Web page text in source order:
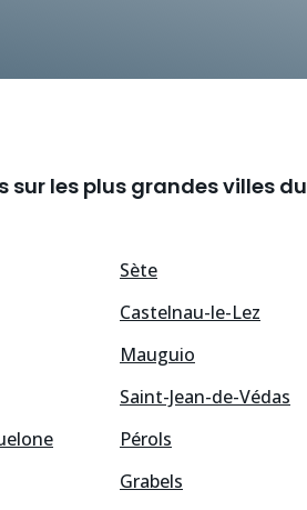
les plus grandes villes du
Sète
Castelnau-le-Lez
Mauguio
Saint-Jean-de-Védas
Pérols
Grabels